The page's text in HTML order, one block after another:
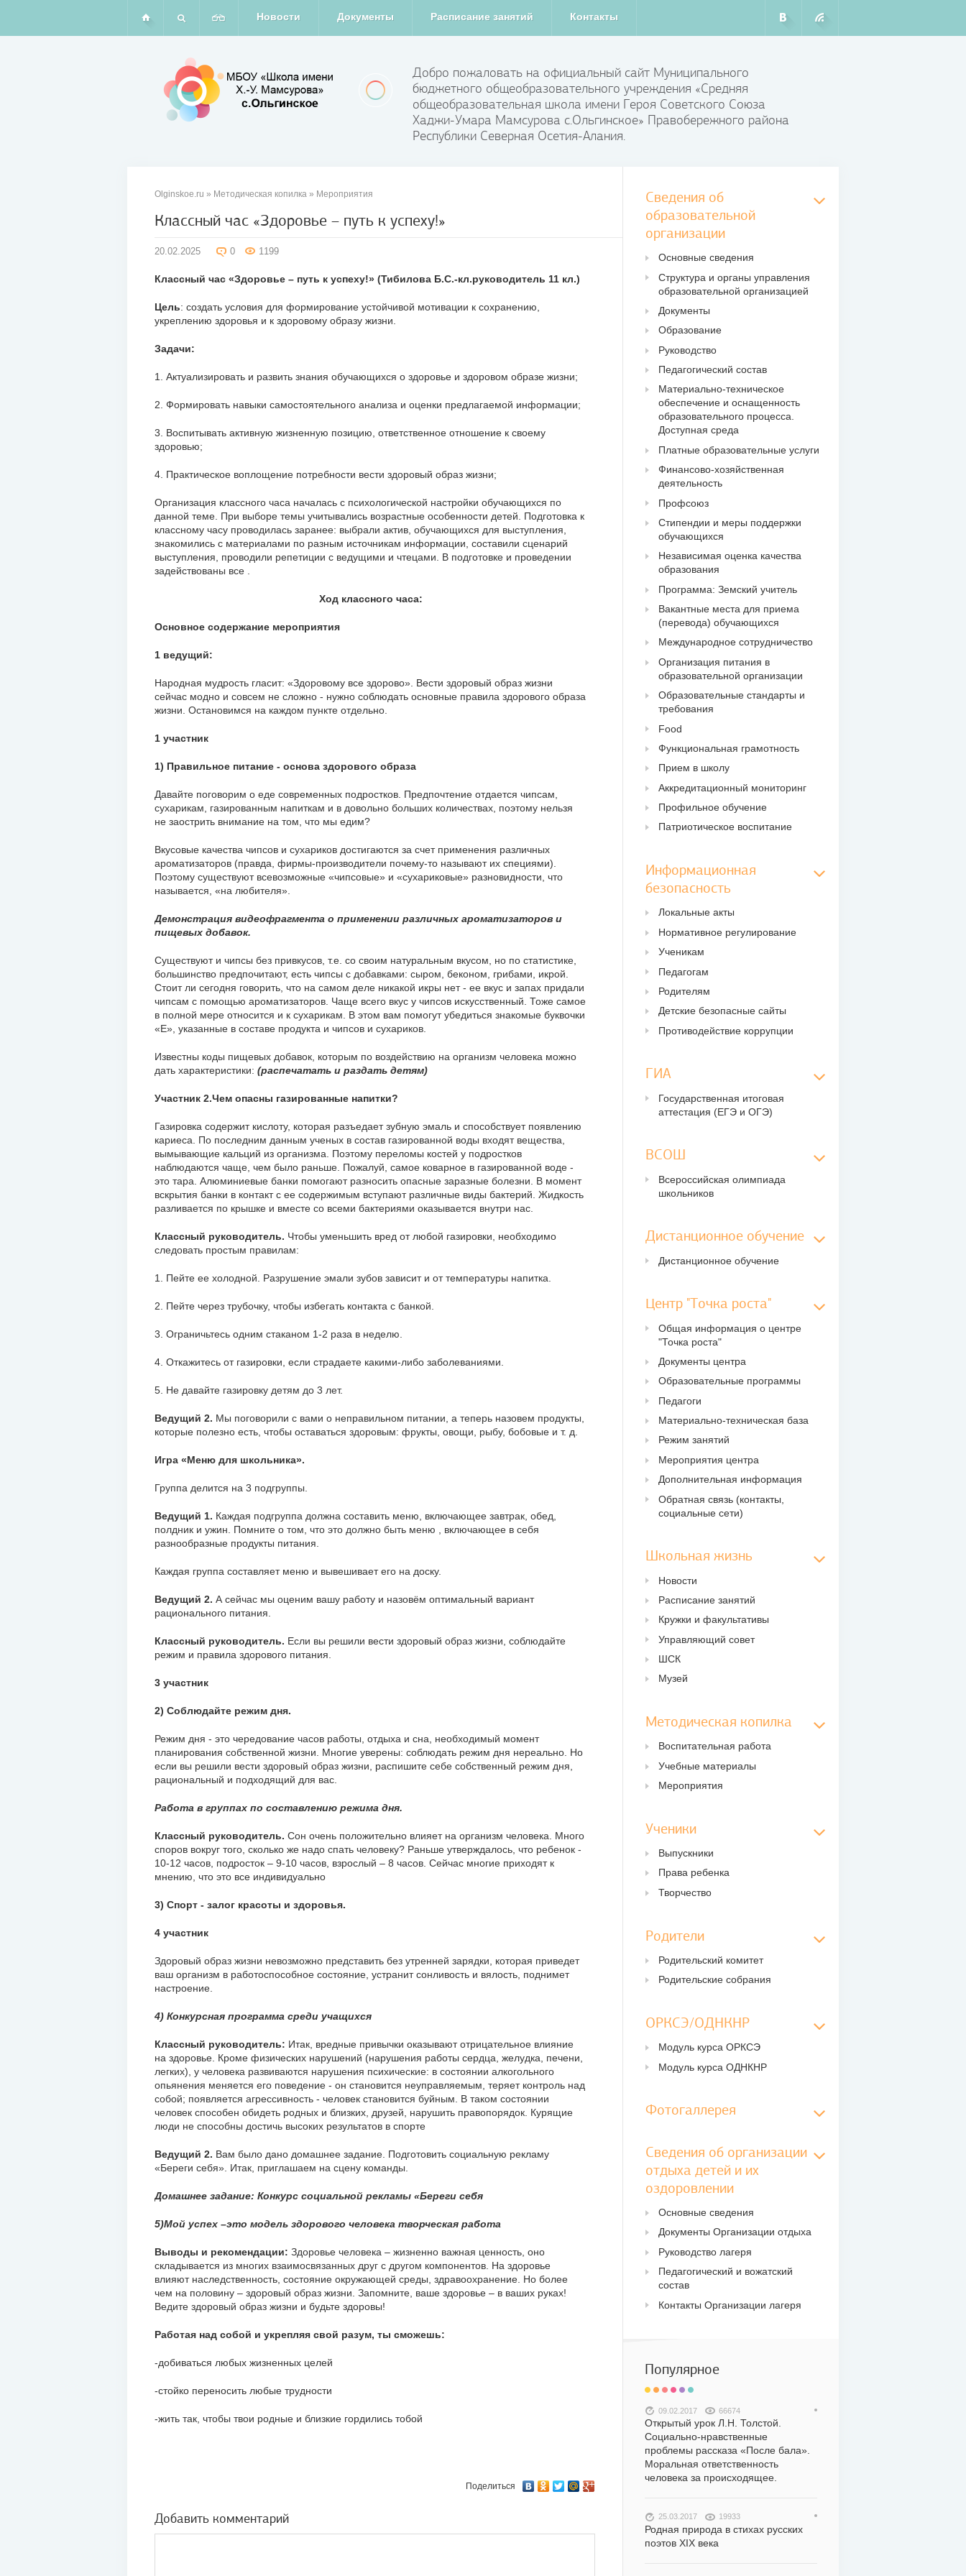
Новости Документы Расписание занятий Контакты
Добро пожаловать на официальный сайт Муниципального
бюджетного общеобразовательного учреждения «Средняя
общеобразовательная школа имени Героя Советского Союза
Хаджи-Умара Мамсурова с.Ольгинское» Правобережного района
Республики Северная Осетия-Алания.
Olginskoe.ru » Методическая копилка » Мероприятия
Классный час «Здоровье – путь к успеху!»
20.02.2025 0 1199
Классный час «Здоровье – путь к успеху!» (Тибилова Б.С.-кл.руководитель 11 кл.)
Цель: создать условия для формирование устойчивой мотивации к сохранению,
укреплению здоровья и к здоровому образу жизни.
Задачи:
1. Актуализировать и развить знания обучающихся о здоровье и здоровом образе жизни;
2. Формировать навыки самостоятельного анализа и оценки предлагаемой информации;
3. Воспитывать активную жизненную позицию, ответственное отношение к своему
здоровью;
4. Практическое воплощение потребности вести здоровый образ жизни;
Организация классного часа началась с психологической настройки обучающихся по
данной теме. При выборе темы учитывались возрастные особенности детей. Подготовка к
классному часу проводилась заранее: выбрали актив, обучающихся для выступления,
знакомились с материалами по разным источникам информации, составили сценарий
выступления, проводили репетиции с ведущими и чтецами. В подготовке и проведении
задействованы все .
Ход классного часа:
Основное содержание мероприятия
1 ведущий:
Народная мудрость гласит: «Здоровому все здорово». Вести здоровый образ жизни
сейчас модно и совсем не сложно - нужно соблюдать основные правила здорового образа
жизни. Остановимся на каждом пункте отдельно.
1 участник
1) Правильное питание - основа здорового образа
Давайте поговорим о еде современных подростков. Предпочтение отдается чипсам,
сухарикам, газированным напиткам и в довольно больших количествах, поэтому нельзя
не заострить внимание на том, что мы едим?
Вкусовые качества чипсов и сухариков достигаются за счет применения различных
ароматизаторов (правда, фирмы-производители почему-то называют их специями).
Поэтому существуют всевозможные «чипсовые» и «сухариковые» разновидности, что
называется, «на любителя».
Демонстрация видеофрагмента о применении различных ароматизаторов и
пищевых добавок.
Существуют и чипсы без привкусов, т.е. со своим натуральным вкусом, но по статистике,
большинство предпочитают, есть чипсы с добавками: сыром, беконом, грибами, икрой.
Стоит ли сегодня говорить, что на самом деле никакой икры нет - ее вкус и запах придали
чипсам с помощью ароматизаторов. Чаще всего вкус у чипсов искусственный. Тоже самое
в полной мере относится и к сухарикам. В этом вам помогут убедиться знакомые буквочки
«Е», указанные в составе продукта и чипсов и сухариков.
Известны коды пищевых добавок, которым по воздействию на организм человека можно
дать характеристики: (распечатать и раздать детям)
Участник 2.Чем опасны газированные напитки?
Газировка содержит кислоту, которая разъедает зубную эмаль и способствует появлению
кариеса. По последним данным ученых в состав газированной воды входят вещества,
вымывающие кальций из организма. Поэтому переломы костей у подростков
наблюдаются чаще, чем было раньше. Пожалуй, самое коварное в газированной воде -
это тара. Алюминиевые банки помогают разносить опасные заразные болезни. В момент
вскрытия банки в контакт с ее содержимым вступают различные виды бактерий. Жидкость
разливается по крышке и вместе со всеми бактериями оказывается внутри нас.
Классный руководитель. Чтобы уменьшить вред от любой газировки, необходимо
следовать простым правилам:
1. Пейте ее холодной. Разрушение эмали зубов зависит и от температуры напитка.
2. Пейте через трубочку, чтобы избегать контакта с банкой.
3. Ограничьтесь одним стаканом 1-2 раза в неделю.
4. Откажитесь от газировки, если страдаете какими-либо заболеваниями.
5. Не давайте газировку детям до 3 лет.
Ведущий 2. Мы поговорили с вами о неправильном питании, а теперь назовем продукты,
которые полезно есть, чтобы оставаться здоровым: фрукты, овощи, рыбу, бобовые и т. д.
Игра «Меню для школьника».
Группа делится на 3 подгруппы.
Ведущий 1. Каждая подгруппа должна составить меню, включающее завтрак, обед,
полдник и ужин. Помните о том, что это должно быть меню , включающее в себя
разнообразные продукты питания.
Каждая группа составляет меню и вывешивает его на доску.
Ведущий 2. А сейчас мы оценим вашу работу и назовём оптимальный вариант
рационального питания.
Классный руководитель. Если вы решили вести здоровый образ жизни, соблюдайте
режим и правила здорового питания.
3 участник
2) Соблюдайте режим дня.
Режим дня - это чередование часов работы, отдыха и сна, необходимый момент
планирования собственной жизни. Многие уверены: соблюдать режим дня нереально. Но
если вы решили вести здоровый образ жизни, распишите себе собственный режим дня,
рациональный и подходящий для вас.
Работа в группах по составлению режима дня.
Классный руководитель. Сон очень положительно влияет на организм человека. Много
споров вокруг того, сколько же надо спать человеку? Раньше утверждалось, что ребенок -
10-12 часов, подросток – 9-10 часов, взрослый – 8 часов. Сейчас многие приходят к
мнению, что это все индивидуально
3) Спорт - залог красоты и здоровья.
4 участник
Здоровый образ жизни невозможно представить без утренней зарядки, которая приведет
ваш организм в работоспособное состояние, устранит сонливость и вялость, поднимет
настроение.
4) Конкурсная программа среди учащихся
Классный руководитель: Итак, вредные привычки оказывают отрицательное влияние
на здоровье. Кроме физических нарушений (нарушения работы сердца, желудка, печени,
легких), у человека развиваются нарушения психические: в состоянии алкогольного
опьянения меняется его поведение - он становится неуправляемым, теряет контроль над
собой; появляется агрессивность - человек становится буйным. В таком состоянии
человек способен обидеть родных и близких, друзей, нарушить правопорядок. Курящие
люди не способны достичь высоких результатов в спорте
Ведущий 2. Вам было дано домашнее задание. Подготовить социальную рекламу
«Береги себя». Итак, приглашаем на сцену команды.
Домашнее задание: Конкурс социальной рекламы «Береги себя
5)Мой успех –это модель здорового человека творческая работа
Выводы и рекомендации: Здоровье человека – жизненно важная ценность, оно
складывается из многих взаимосвязанных друг с другом компонентов. На здоровье
влияют наследственность, состояние окружающей среды, здравоохранение. Но более
чем на половину – здоровый образ жизни. Запомните, ваше здоровье – в ваших руках!
Ведите здоровый образ жизни и будьте здоровы!
Работая над собой и укрепляя свой разум, ты сможешь:
-добиваться любых жизненных целей
-стойко переносить любые трудности
-жить так, чтобы твои родные и близкие гордились тобой
Поделиться
Добавить комментарий
Сведения об
образовательной
организации
Основные сведения
Структура и органы управления
образовательной организацией
Документы
Образование
Руководство
Педагогический состав
Материально-техническое
обеспечение и оснащенность
образовательного процесса.
Доступная среда
Платные образовательные услуги
Финансово-хозяйственная
деятельность
Профсоюз
Стипендии и меры поддержки
обучающихся
Независимая оценка качества
образования
Программа: Земский учитель
Вакантные места для приема
(перевода) обучающихся
Международное сотрудничество
Организация питания в
образовательной организации
Образовательные стандарты и
требования
Food
Функциональная грамотность
Прием в школу
Аккредитационный мониторинг
Профильное обучение
Патриотическое воспитание
Информационная
безопасность
Локальные акты
Нормативное регулирование
Ученикам
Педагогам
Родителям
Детские безопасные сайты
Противодействие коррупции
ГИА
Государственная итоговая
аттестация (ЕГЭ и ОГЭ)
ВСОШ
Всероссийская олимпиада
школьников
Дистанционное обучение
Дистанционное обучение
Центр "Точка роста"
Общая информация о центре
"Точка роста"
Документы центра
Образовательные программы
Педагоги
Материально-техническая база
Режим занятий
Мероприятия центра
Дополнительная информация
Обратная связь (контакты,
социальные сети)
Школьная жизнь
Новости
Расписание занятий
Кружки и факультативы
Управляющий совет
ШСК
Музей
Методическая копилка
Воспитательная работа
Учебные материалы
Мероприятия
Ученики
Выпускники
Права ребенка
Творчество
Родители
Родительский комитет
Родительские собрания
ОРКСЭ/ОДНКНР
Модуль курса ОРКСЭ
Модуль курса ОДНКНР
Фотогаллерея
Сведения об организации
отдыха детей и их
оздоровлении
Основные сведения
Документы Организации отдыха
Руководство лагеря
Педагогический и вожатский
состав
Контакты Организации лагеря
Популярное
09.02.2017 66674
Открытый урок Л.Н. Толстой.
Социально-нравственные
проблемы рассказа «После бала».
Моральная ответственность
человека за происходящее.
25.03.2017 19933
Родная природа в стихах русских
поэтов XIX века